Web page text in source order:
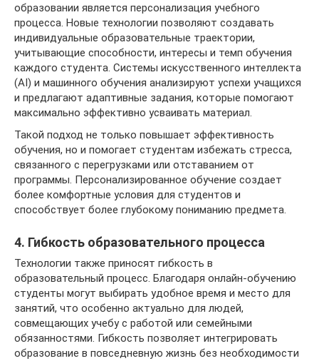
образовании является персонализация учебного
процесса. Новые технологии позволяют создавать
индивидуальные образовательные траектории,
учитывающие способности, интересы и темп обучения
каждого студента. Системы искусственного интеллекта
(AI) и машинного обучения анализируют успехи учащихся
и предлагают адаптивные задания, которые помогают
максимально эффективно усваивать материал.
Такой подход не только повышает эффективность
обучения, но и помогает студентам избежать стресса,
связанного с перегрузками или отставанием от
программы. Персонализированное обучение создает
более комфортные условия для студентов и
способствует более глубокому пониманию предмета.
4. Гибкость образовательного процесса
Технологии также приносят гибкость в
образовательный процесс. Благодаря онлайн-обучению
студенты могут выбирать удобное время и место для
занятий, что особенно актуально для людей,
совмещающих учебу с работой или семейными
обязанностями. Гибкость позволяет интегрировать
образование в повседневную жизнь без необходимости